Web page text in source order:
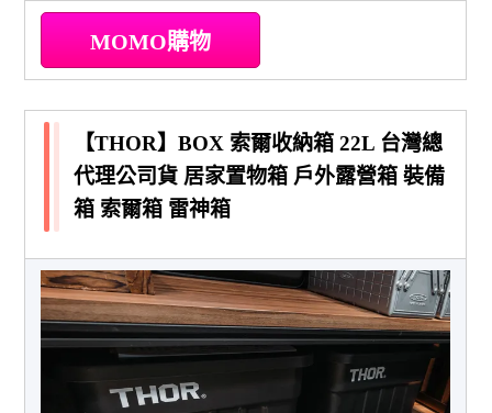
MOMO購物
【THOR】BOX 索爾收納箱 22L 台灣總
代理公司貨 居家置物箱 戶外露營箱 裝備
箱 索爾箱 雷神箱